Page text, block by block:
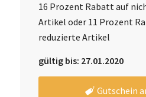
16 Prozent Rabatt auf
Artikel oder 11 Prozent
reduzierte Artikel
gültig bis: 27.01.2020
Gutschein